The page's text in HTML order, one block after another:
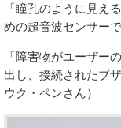
「瞳孔のように見え
めの超音波センサー
「障害物がユーザー
出し、接続されたブ
ウク・ペンさん）